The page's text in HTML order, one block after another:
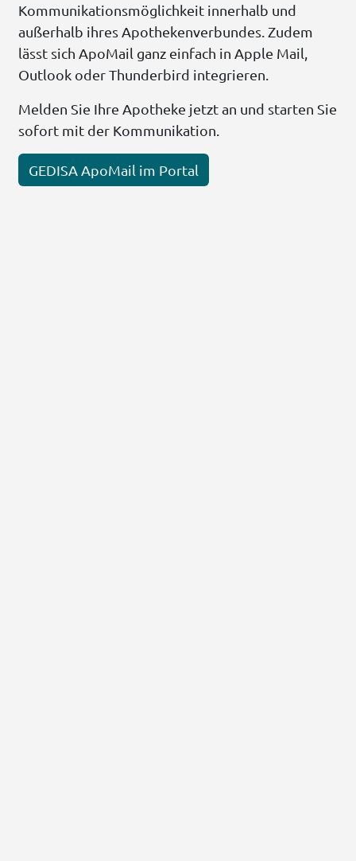
Kommunikationsmöglichkeit innerhalb und
außerhalb ihres Apothekenverbundes. Zudem
lässt sich ApoMail ganz einfach in Apple Mail,
Outlook oder Thunderbird integrieren.
Melden Sie Ihre Apotheke jetzt an und starten Sie
sofort mit der Kommunikation.
GEDISA ApoMail im Portal